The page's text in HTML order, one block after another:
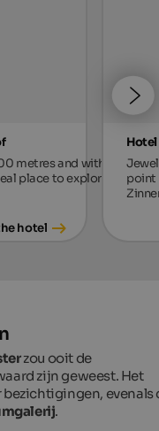
metres and with
place to explore
hotel
point
zou ooit de
zijn geweest. Het
evenals
.